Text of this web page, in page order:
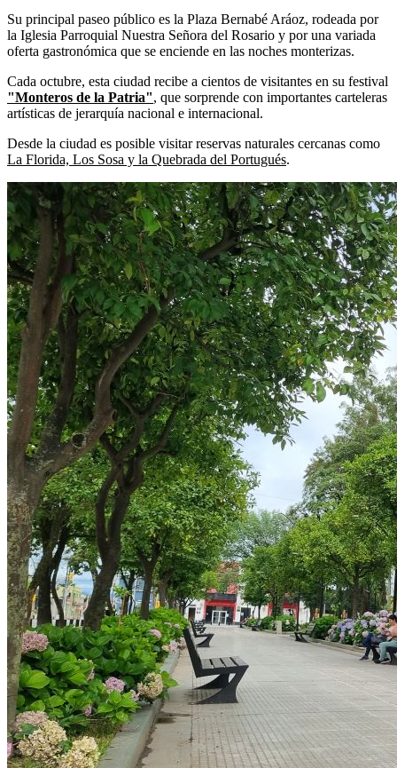
Su principal paseo público es la Plaza Bernabé Aráoz, rodeada por
la Iglesia Parroquial Nuestra Señora del Rosario y por una variada
oferta gastronómica que se enciende en las noches monterizas.
Cada octubre, esta ciudad recibe a cientos de visitantes en su festival
"Monteros de la Patria", que sorprende con importantes carteleras
artísticas de jerarquía nacional e internacional.
Desde la ciudad es posible visitar reservas naturales cercanas como
La Florida, Los Sosa y la Quebrada del Portugués.